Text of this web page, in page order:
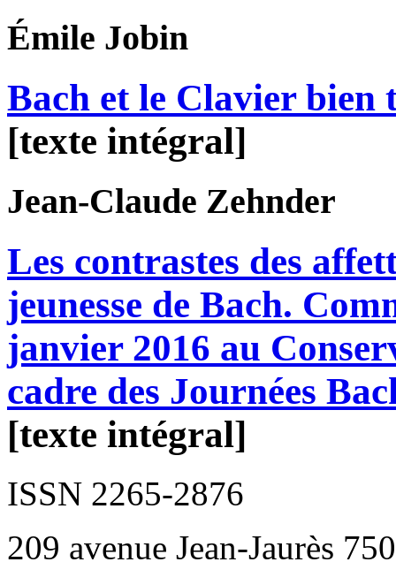
Émile Jobin
Bach et le Clavier bien
[texte intégral]
Jean-Claude Zehnder
Les contrastes des
jeunesse de Bach.
janvier 2016 au
cadre des Journées
[texte intégral]
ISSN 2265-2876
209 avenue Jean-Jaurès